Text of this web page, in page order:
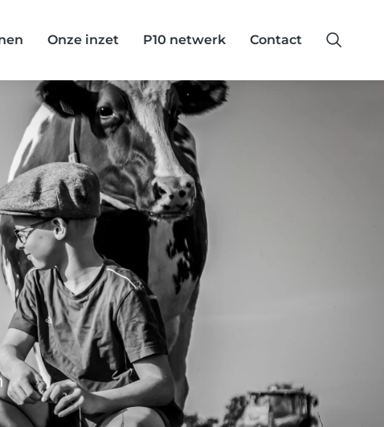
Onze inzet P10 netwerk Contact